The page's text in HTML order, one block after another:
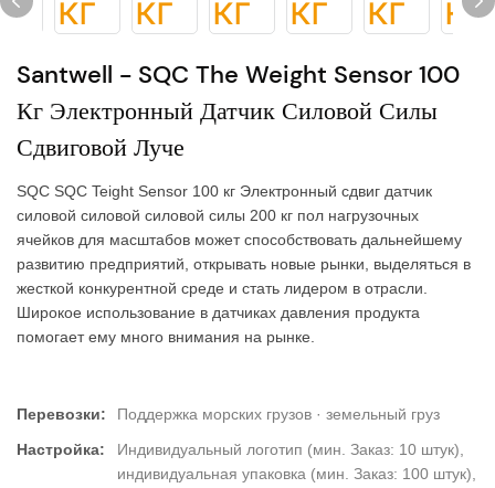
Santwell - SQC The Weight Sensor 100
Кг Электронный Датчик Силовой Силы
Сдвиговой Луче
SQC SQC Teight Sensor 100 кг Электронный сдвиг датчик
силовой силовой силовой силы 200 кг пол нагрузочных
ячейков для масштабов может способствовать дальнейшему
развитию предприятий, открывать новые рынки, выделяться в
жесткой конкурентной среде и стать лидером в отрасли.
Широкое использование в датчиках давления продукта
помогает ему много внимания на рынке.
Перевозки:
Поддержка морских грузов · земельный груз
Настройка:
Индивидуальный логотип (мин. Заказ: 10 штук),
индивидуальная упаковка (мин. Заказ: 100 штук),